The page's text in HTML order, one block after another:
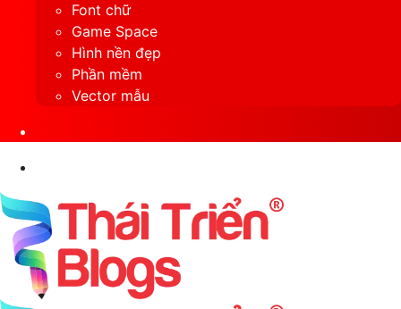
Font chữ
Game Space
Hình nền đẹp
Phần mềm
Vector mẫu